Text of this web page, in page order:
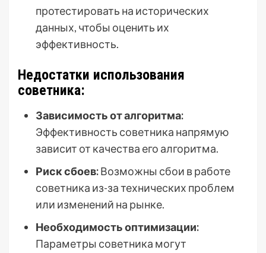
протестировать на исторических
данных, чтобы оценить их
эффективность.
Недостатки использования
советника:
Зависимость от алгоритма:
Эффективность советника напрямую
зависит от качества его алгоритма.
Риск сбоев:Возможны сбои в работе
советника из-за технических проблем
или изменений на рынке.
Необходимость оптимизации:
Параметры советника могут